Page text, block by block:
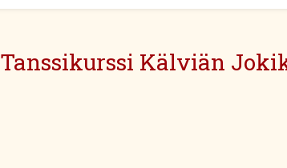
Tanssikurssi Kälviän